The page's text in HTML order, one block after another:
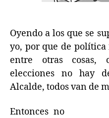
Oyendo a los que se
yo, por que de
entre otras cosas,
elecciones no hay
Alcalde, todos van de
Entonces no